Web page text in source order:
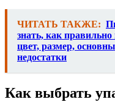
ЧИТАТЬ ТАКЖЕ:
знать, как
цвет, размер,
недостатки
Как выбрать